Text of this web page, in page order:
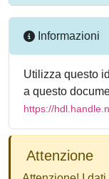
Informazioni
Utilizza questo
a questo
https://
Attenzione